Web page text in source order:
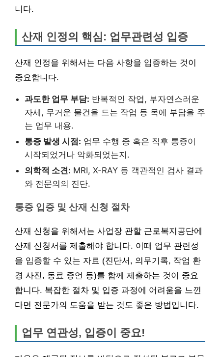
니다.
산재 인정의 핵심: 업무관련성 입증
산재 인정을 위해서는 다음 사항을 입증하는 것이
중요합니다.
과도한 업무 부담: 반복적인 작업, 부자연스러운
자세, 무거운 물건을 드는 작업 등 목에 부담을 주
는 업무 내용.
통증 발생 시점: 업무 수행 중 혹은 직후 통증이
시작되었거나 악화되었는지.
의학적 소견: MRI, X-RAY 등 객관적인 검사 결과
와 전문의의 진단.
통증 입증 및 산재 신청 절차
산재 신청을 위해서는 사업장 관할 근로복지공단에
산재 신청서를 제출해야 합니다. 이때 업무 관련성
을 입증할 수 있는 자료 (진단서, 의무기록, 작업 환
경 사진, 동료 증언 등)를 함께 제출하는 것이 중요
합니다. 복잡한 절차 및 입증 과정에 어려움을 느낀
다면 전문가의 도움을 받는 것도 좋은 방법입니다.
업무 연관성, 입증이 중요!